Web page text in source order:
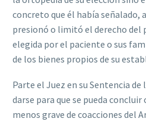
concreto que él había señalado,
presionó o limitó el derecho
elegida por el paciente o sus
de los bienes propios de su
Parte el Juez en su Sentencia de
darse para que se pueda
menos grave de coacciones del